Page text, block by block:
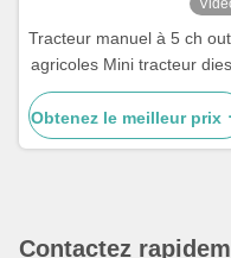
Tracteur manuel à 5 ch
agricoles Mini tracteur
Obtenez le meilleur prix
Contactez